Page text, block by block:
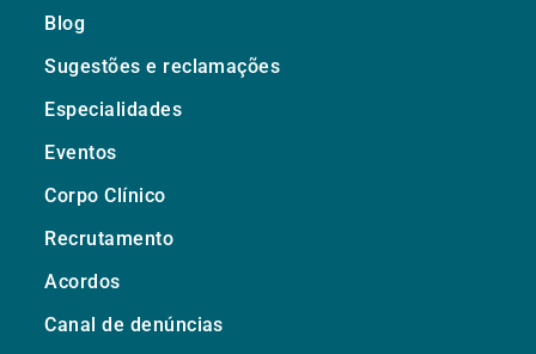
Blog
Sugestões e reclamações
Especialidades
Eventos
Corpo Clínico
Recrutamento
Acordos
Canal de denúncias